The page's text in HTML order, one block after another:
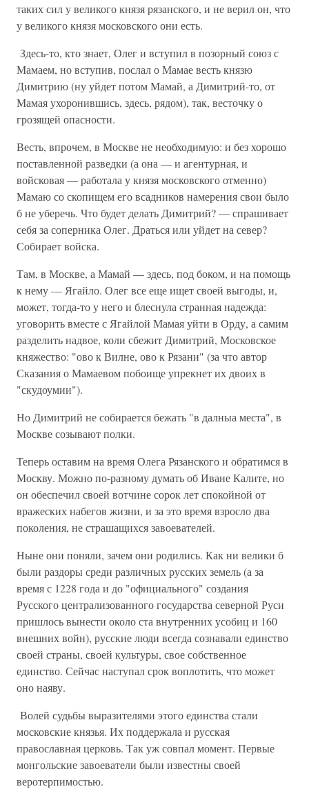
таких сил у великого князя рязанского, и не верил он, что
у великого князя московского они есть.
Здесь-то, кто знает, Олег и вступил в позорный союз с
Мамаем, но вступив, послал о Мамае весть князю
Димитрию (ну уйдет потом Мамай, а Димитрий-то, от
Мамая ухоронившись, здесь, рядом), так, весточку о
грозящей опасности.
Весть, впрочем, в Москве не необходимую: и без хорошо
поставленной разведки (а она — и агентурная, и
войсковая — работала у князя московского отменно)
Мамаю со скопищем его всадников намерения свои было
б не уберечь. Что будет делать Димитрий? — спрашивает
себя за соперника Олег. Драться или уйдет на север?
Собирает войска.
Там, в Москве, а Мамай — здесь, под боком, и на помощь
к нему — Ягайло. Олег все еще ищет своей выгоды, и,
может, тогда-то у него и блеснула странная надежда:
уговорить вместе с Ягайлой Мамая уйти в Орду, а самим
разделить надвое, коли сбежит Димитрий, Московское
княжество: "ово к Вилне, ово к Рязани" (за что автор
Сказания о Мамаевом побоище упрекнет их двоих в
"скудоумии").
Но Димитрий не собирается бежать "в далныа места", в
Москве созывают полки.
Теперь оставим на время Олега Рязанского и обратимся в
Москву. Можно по-разному думать об Иване Калите, но
он обеспечил своей вотчине сорок лет спокойной от
вражеских набегов жизни, и за это время взросло два
поколения, не страшащихся завоевателей.
Ныне они поняли, зачем они родились. Как ни велики б
были раздоры среди различных русских земель (а за
время с 1228 года и до "официального" создания
Русского централизованного государства северной Руси
пришлось вынести около ста внутренних усобиц и 160
внешних войн), русские люди всегда сознавали единство
своей страны, своей культуры, свое собственное
единство. Сейчас наступал срок воплотить, что может
оно наяву.
Волей судьбы выразителями этого единства стали
московские князья. Их поддержала и русская
православная церковь. Так уж совпал момент. Первые
монгольские завоеватели были известны своей
веротерпимостью.